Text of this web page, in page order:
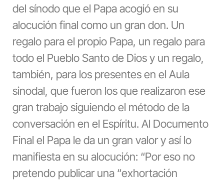
del sínodo que el Papa acogió en su
alocución final como un gran don. Un
regalo para el propio Papa, un regalo para
todo el Pueblo Santo de Dios y un regalo,
también, para los presentes en el Aula
sinodal, que fueron los que realizaron ese
gran trabajo siguiendo el método de la
conversación en el Espíritu. Al Documento
Final el Papa le da un gran valor y así lo
manifiesta en su alocución: “Por eso no
pretendo publicar una “exhortación